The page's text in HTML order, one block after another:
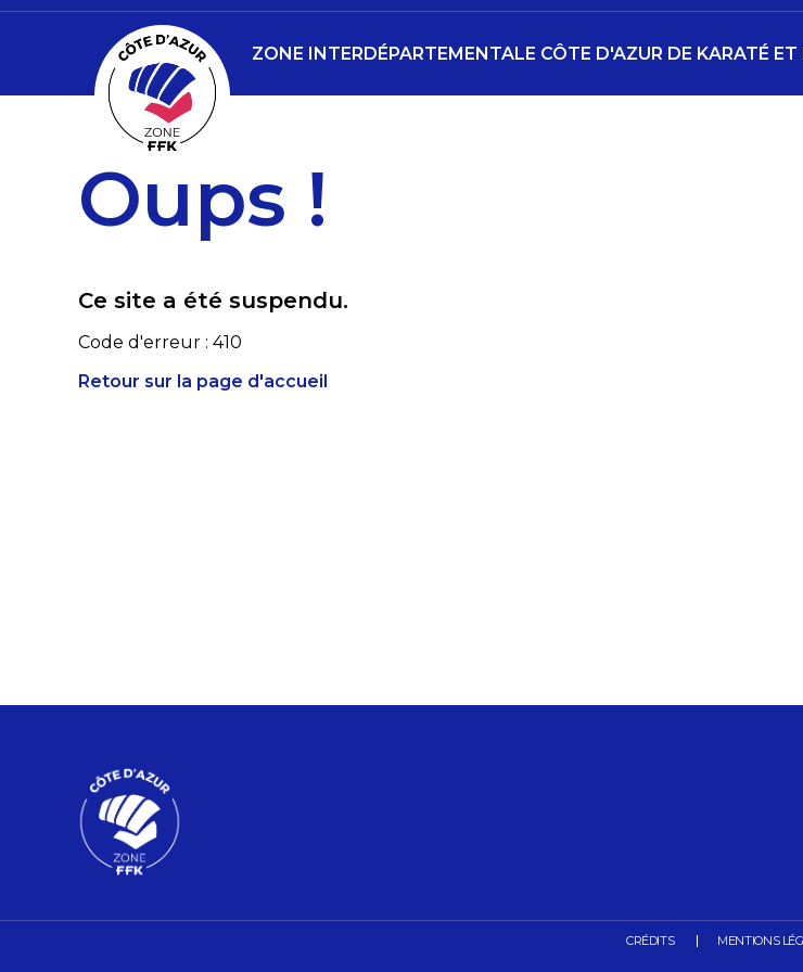
ZONE INTERDÉPARTEMENTALE CÔTE D'AZUR DE KARATÉ
Oups !
Ce site a été suspendu.
Code d'erreur : 410
Retour sur la page d'accueil
CRÉDITS MENTIONS